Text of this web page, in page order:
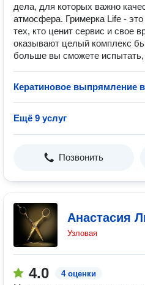
дела, для которых важно
атмосфера. Гримерка Life -
тех, кто ценит сервис и свое
оказывают целый комплекс
больше вы сможете испытать,
Кератиновое выпрямление
Ещё 9 услуг
Позвонить
Анастасия
Узловая
4.0 4 оценки